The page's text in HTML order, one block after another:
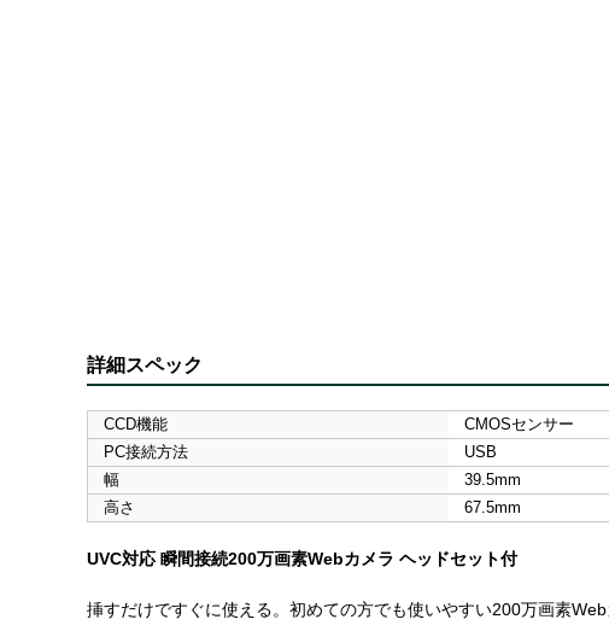
詳細スペック
CCD機能 CMOSセンサー
PC接続方法
USB
幅
39.5mm
高さ
67.5mm
UVC対応 瞬間接続200万画素Webカメラ ヘッドセット付
挿すだけですぐに使える。初めての方でも使いやすい200万画素Web